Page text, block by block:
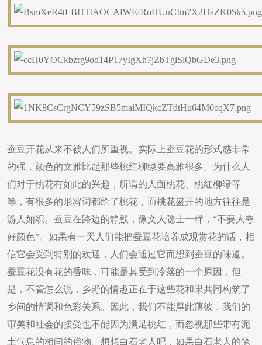
蚕豆开花从来不被人们所重视。实际上蚕豆花的形式感非常
的强，颜色的文雅比起那些桃红柳绿要高雅很多。为什么人
们对于桃花有如此的兴趣，所谓的人面桃花、桃红柳绿等
等，有很多的形容词都给了桃花，而桃花盛开的地方往往是
游人如织。蚕豆在路边的静默，像文人隐士一样，“不要人夸
好颜色”。如果有一天人们能把蚕豆花培养成观赏花的话，相
信它会受到特别的欢迎，人们会通过它而想到蚕豆的味道。
蚕豆花没有花的香味，可能是其受到冷落的一个原因，但
是，不管怎么说，乡野的情趣正在于这些花和果共同构筑了
乡间的情调和色彩关系。因此，我们不能厚此薄彼，我们的
审美和社会的接受也不能因为满足桃红，而忽视那些带有泥
土气息的相间的俗物。想想白石老人吧，如果白石老人的笔